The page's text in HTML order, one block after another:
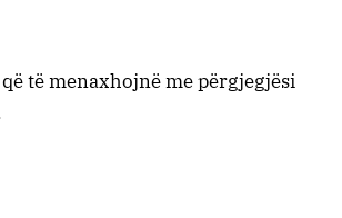
të menaxhojnë me përgjegjësi